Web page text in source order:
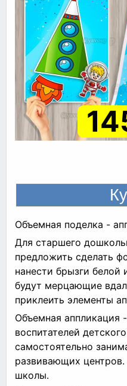
Объемная поделка -
Для старшего
предложить сделать
нанести брызги белой
будут мерцающие
приклеить элементы
Объемная аппликация
воспитателей
самостоятельно
развивающих центров.
школы.